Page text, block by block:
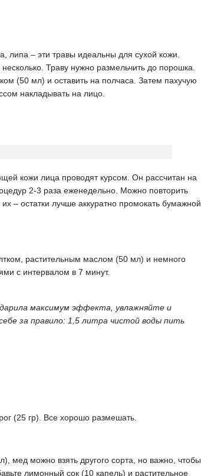
липа – эти травы идеальны для сухой кожи.
Траву нужно размельчить до порошка.
(50 мл) и оставить на полчаса. Затем пахучую
накладывать на лицо.
кожи лица проводят курсом. Он рассчитан на
2-3 раза еженедельно. Можно повторить
– остатки лучше аккуратно промокать бумажной
растительным маслом (50 мл) и немного
с интервалом в 7 минут.
максимум эффекта, увлажняйте и
за правило: 1,5 литра чистой воды пить
(25 гр). Все хорошо размешать.
мед можно взять другого сорта, но важно, чтобы
лимонный сок (10 капель) и растительное